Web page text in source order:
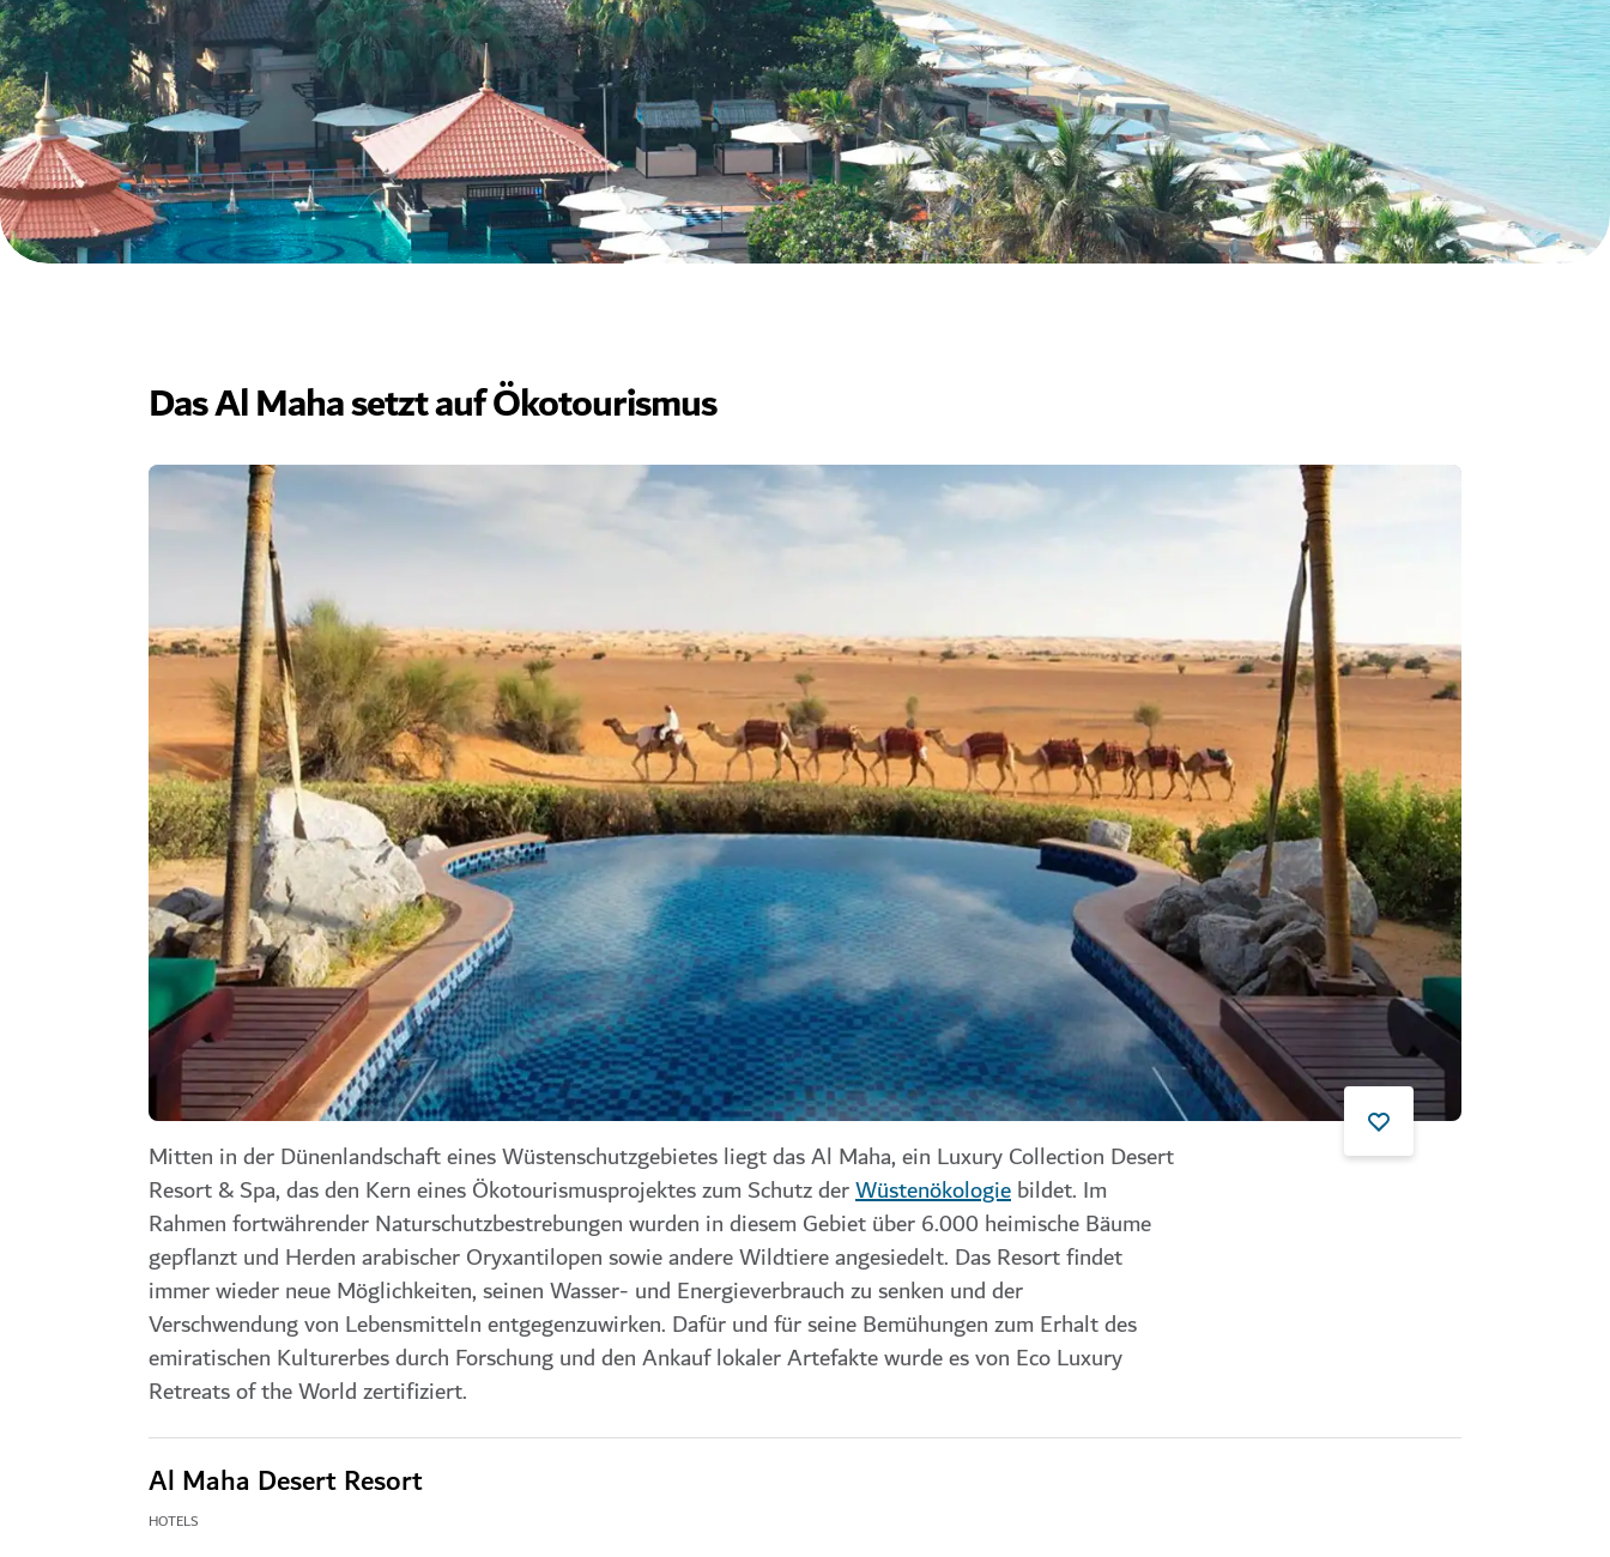
Das Al Maha setzt auf Ökotourismus
Mitten in der Dünenlandschaft eines Wüstenschutzgebietes liegt dasAl Maha, ein Luxury Collection Desert
Resort & Spa, das den Kern eines Ökotourismusprojektes zum Schutz derWüstenökologiebildet. Im
Rahmen fortwährender Naturschutzbestrebungen wurden in diesem Gebiet über 6.000 heimische Bäume
gepflanzt und Herden arabischer Oryxantilopen sowie andere Wildtiere angesiedelt. Das Resort findet
immer wieder neue Möglichkeiten, seinen Wasser- und Energieverbrauch zu senken und der
Verschwendung von Lebensmitteln entgegenzuwirken. Dafür und für seine Bemühungen zum Erhalt des
emiratischen Kulturerbes durch Forschung und den Ankauf lokaler Artefakte wurde es von Eco Luxury
Retreats of the World zertifiziert.
Al Maha Desert Resort
HOTELS